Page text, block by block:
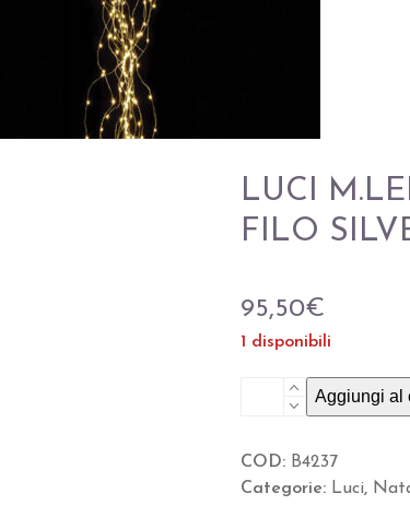
LUCI
FILO
95,50€
1 disponibili
FISSE
C/TELEC.
Aggiungi al
COD: B4237
Categorie: Luci,